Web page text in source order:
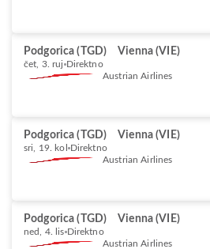
Podgorica (TGD) Vienna (VIE)
čet, 3. ruj Direktno
Austrian Airlines
Podgorica (TGD) Vienna (VIE)
sri, 19. kol Direktno
Austrian Airlines
Podgorica (TGD) Vienna (VIE)
ned, 4. lis Direktno
Austrian Airlines